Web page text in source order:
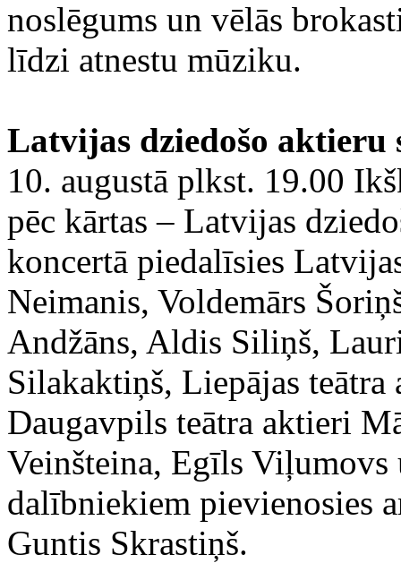
noslēgums un vēlās
līdzi atnestu mūziku.
Latvijas dziedošo
10. augustā plkst. 19.00
pēc kārtas – Latvijas
koncertā piedalīsies
Neimanis, Voldemārs
Andžāns, Aldis Siliņš,
Silakaktiņš, Liepājas
Daugavpils teātra aktieri
Veinšteina, Egīls Viļumovs
dalībniekiem pievienosies
Guntis Skrastiņš.